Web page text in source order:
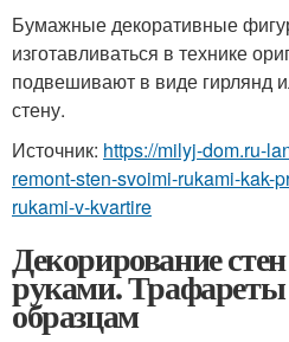
Бумажные декоративные
изготавливаться в технике
подвешивают в виде гирлянд
стену.
Источник: https://milyj-dom.ru-
remont-sten-svoimi-rukami-kak-
rukami-v-kvartire
Декорирование
руками. Трафареты
образцам